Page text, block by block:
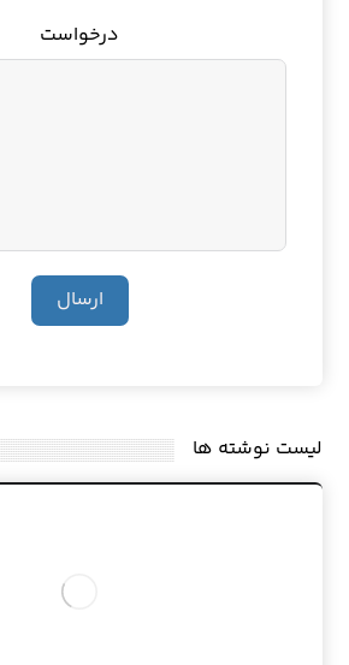
درخواست
ارسال
لیست نوشته ها